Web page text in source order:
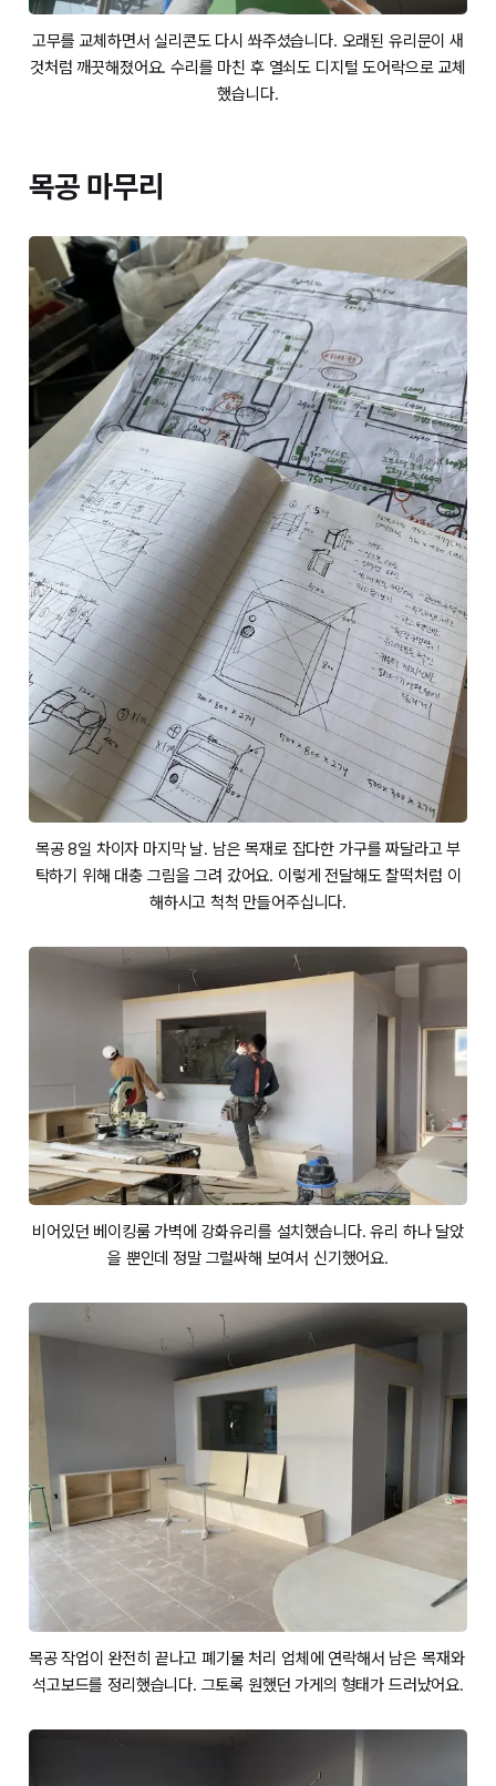
고무를 교체하면서 실리콘도 다시 쏴주셨습니다. 오래된 유리문이 새
것처럼 깨끗해졌어요. 수리를 마친 후 열쇠도 디지털 도어락으로 교체
했습니다.
목공 마무리
목공 8일 차이자 마지막 날. 남은 목재로 잡다한 가구를 짜달라고 부
탁하기 위해 대충 그림을 그려 갔어요. 이렇게 전달해도 찰떡처럼 이
해하시고 척척 만들어주십니다.
비어있던 베이킹룸 가벽에 강화유리를 설치했습니다. 유리 하나 달았
을 뿐인데 정말 그럴싸해 보여서 신기했어요.
목공 작업이 완전히 끝나고 폐기물 처리 업체에 연락해서 남은 목재와
석고보드를 정리했습니다. 그토록 원했던 가게의 형태가 드러났어요.